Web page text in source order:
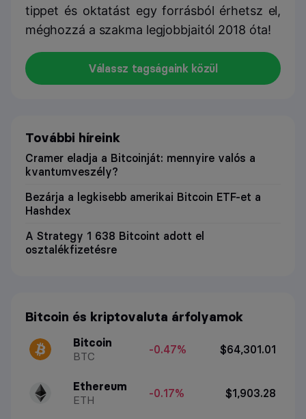
tippet és oktatást egy forrásból érhetsz el,
méghozzá a szakma legjobbjaitól 2018 óta!
Válassz tagságaink közül
További híreink
Cramer eladja a Bitcoinját: mennyire valós a
kvantumveszély?
Bezárja a legkisebb amerikai Bitcoin ETF-et a
Hashdex
A Strategy 1 638 Bitcoint adott el
osztalékfizetésre
Bitcoin és kriptovaluta árfolyamok
Bitcoin
BTC
-0.47% $64,301.01
Ethereum
ETH
-0.17% $1,903.28